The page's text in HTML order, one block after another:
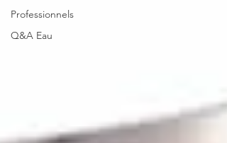
Professionnels
Q&A Eau